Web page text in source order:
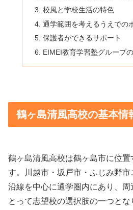
校風と学校生活の特色
通学範囲を考えるうえでの
保護者ができるサポート
EIMEI教育学習塾グループ
鶴ヶ島清風高校の基本情
鶴ヶ島清風高校は鶴ヶ島市に位
す。川越市・坂戸市・ふじみ野
沿線を中心に通学圏内にあり、
とって志望校の選択肢の一つと